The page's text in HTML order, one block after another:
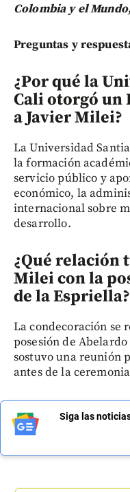
Colombia y el
Preguntas y
¿Por qué la
Cali otorgó un
a Javier Milei?
La Universidad
la formación
servicio público y
económico, la
internacional sobre
desarrollo.
¿Qué relación
Milei con la
de la Espriella?
La condecoración se
posesión de
sostuvo una reunión
antes de la
Siga las